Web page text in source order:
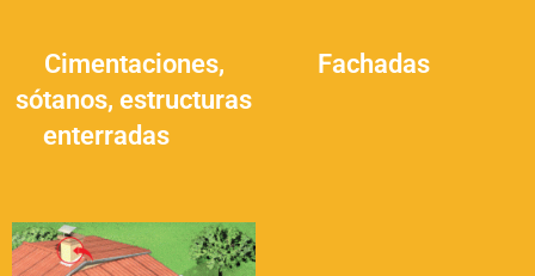
Cimentaciones,
sótanos, estructuras
enterradas
Fachadas